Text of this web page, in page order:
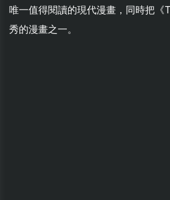
唯一值得閱讀的現代漫畫，同時把《
秀的漫畫之一。